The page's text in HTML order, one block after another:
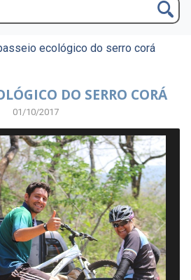
ecológico do serro corá
DO SERRO CORÁ
01/10/2017